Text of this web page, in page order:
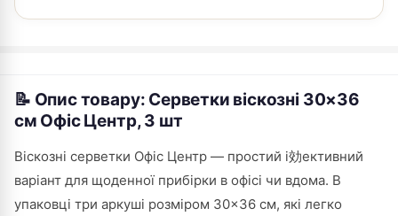
📝 Опис товару: Серветки віскозні 30×36
см Офіс Центр, 3 шт
Віскозні серветки Офіс Центр — простий і効ективний
варіант для щоденної прибірки в офісі чи вдома. В
упаковці три аркуші розміром 30×36 см, які легко